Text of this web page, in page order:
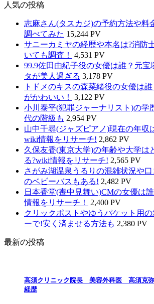
人気の投稿
志麻さん(タスカジ)の予約方法や料
調べてみた 15,244 PV
サニーカミヤの経歴や本名は?消防
いても調査！
4,531 PV
99.9佐田由紀子役の女優は誰？元宝
タが美人過ぎる 3,178 PV
トドメのキスの森菜緒役の女優は
がかわいい！
3,122 PV
小川泰平(犯罪ジャーナリスト)の学
代の階級も 2,954 PV
山中千尋(ジャズピアノ)現在の年収
wiki情報をリサーチ! 2,862 PV
久保友香(東京大学)の年齢や大学は
る?wiki情報をリサーチ! 2,565 PV
さがみ湖温泉うるりの混雑状況や
のベビーバスもある! 2,482 PV
日本香堂(喪中見舞い)CMの女優は
情報をリサーチ！
2,400 PV
クリックポストやゆうパケット用
ーで!安く済ませる方法も 2,380 PV
最新の投稿
高須クリニック院長 美容外科医 高須克弥
経歴